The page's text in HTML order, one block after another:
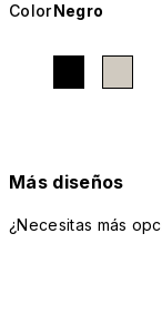
ColorNegro
Más diseños
¿Necesitas más